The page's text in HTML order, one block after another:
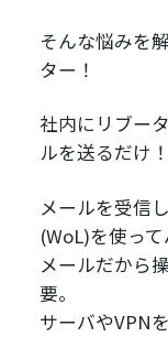
そんな悩みを
ター！
社内にリブー
ルを送るだけ！
メールを受信
(WoL)を使っ
メールだから
要。
サーバやVPN